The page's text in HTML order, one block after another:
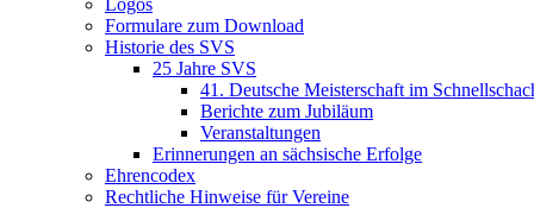
Formulare zum Download
Historie des SVS
25 Jahre SVS
41. Deutsche Meisterschaft im
Berichte zum Jubiläum
Veranstaltungen
Erinnerungen an sächsische Erfolge
Ehrencodex
Rechtliche Hinweise für Vereine